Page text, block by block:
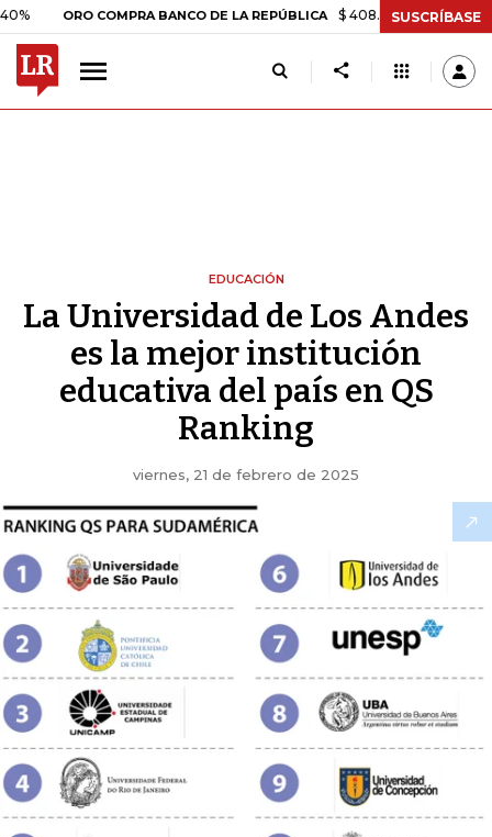
ORO COMPRA BANCO DE LA REPÚBLICA $ 408.498,97 +$ 8.753,81
SUSCRÍBASE
EDUCACIÓN
La Universidad de Los Andes
es la mejor institución
educativa del país en QS
Ranking
viernes, 21 de febrero de 2025